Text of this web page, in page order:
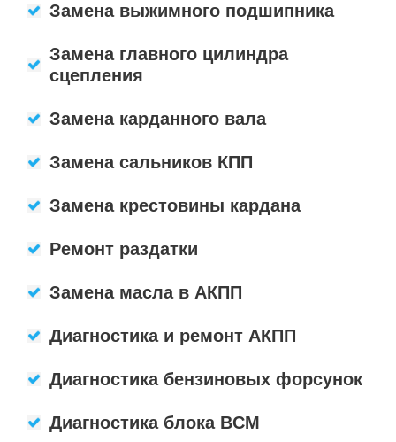
Замена выжимного подшипника
Замена главного цилиндра
сцепления
Замена карданного вала
Замена сальников КПП
Замена крестовины кардана
Ремонт раздатки
Замена масла в АКПП
Диагностика и ремонт АКПП
Диагностика бензиновых форсунок
Диагностика блока BCM